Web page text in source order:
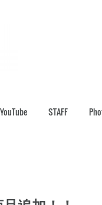
YouTube STAFF